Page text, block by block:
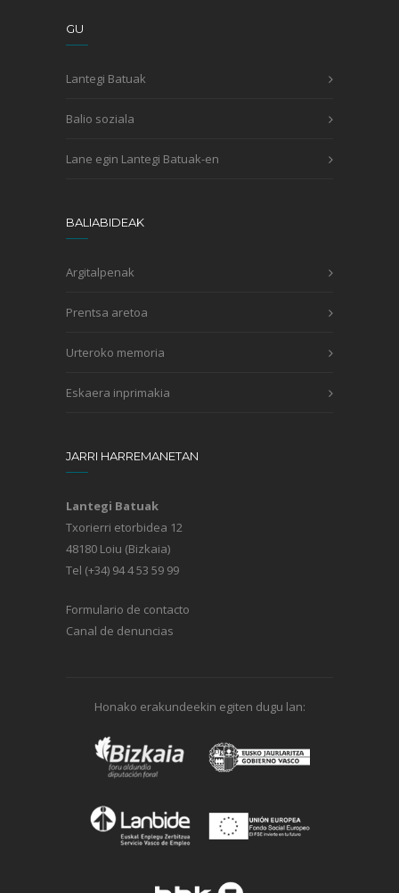
GU
Lantegi Batuak
Balio soziala
Lane egin Lantegi Batuak-en
BALIABIDEAK
Argitalpenak
Prentsa aretoa
Urteroko memoria
Eskaera inprimakia
JARRI HARREMANETAN
Lantegi Batuak
Txorierri etorbidea 12
48180 Loiu (Bizkaia)
Tel (+34) 94 4 53 59 99
Formulario de contacto
Canal de denuncias
Honako erakundeekin egiten dugu lan: